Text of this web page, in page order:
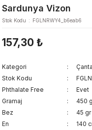
Sardunya Vizon
Stok Kodu FGLNRWY4_b6eab6
157,30 ₺
Kategori
Stok Kodu
Phthalate Free
Evet
Gramaj
450
Bez
45
En
140